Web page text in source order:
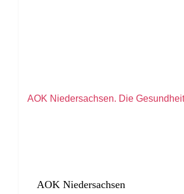
AOK Niedersachsen. Die
AOK Niedersachsen